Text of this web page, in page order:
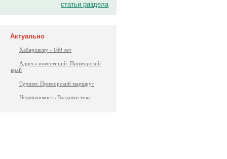
статьи раздела
Актуально
Хабаровску - 160 лет
Адреса инвестиций. Приморский
край
Туризм: Приморский маршрут
Недвижимость Владивостока